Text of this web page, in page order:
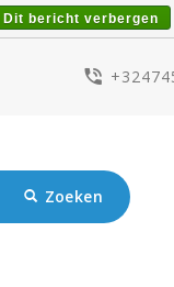
Zoeken
Dit bericht verbergen